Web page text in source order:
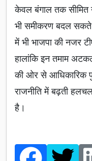
केवल बंगाल तक सीमित
भी समीकरण बदल
में भी भाजपा की नजर
हालांकि इन तमाम
की ओर से आधिकारिक
राजनीति में बढ़ती
है।